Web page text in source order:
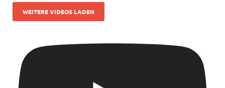
WEITERE VIDEOS LADEN